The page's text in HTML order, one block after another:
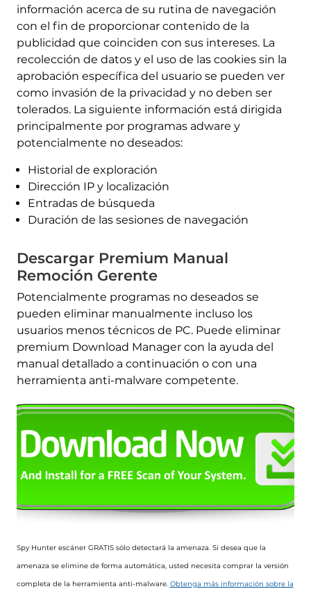
información acerca de su rutina de navegación
con el fin de proporcionar contenido de la
publicidad que coinciden con sus intereses. La
recolección de datos y el uso de las cookies sin la
aprobación específica del usuario se pueden ver
como invasión de la privacidad y no deben ser
tolerados. La siguiente información está dirigida
principalmente por programas adware y
potencialmente no deseados:
Historial de exploración
Dirección IP y localización
Entradas de búsqueda
Duración de las sesiones de navegación
Descargar Premium Manual
Remoción Gerente
Potencialmente programas no deseados se
pueden eliminar manualmente incluso los
usuarios menos técnicos de PC. Puede eliminar
premium Download Manager con la ayuda del
manual detallado a continuación o con una
herramienta anti-malware competente.
Spy Hunter escáner GRATIS sólo detectará la amenaza. Si desea que la
amenaza se elimine de forma automática, usted necesita comprar la versión
completa de la herramienta anti-malware. Obtenga más información sobre la